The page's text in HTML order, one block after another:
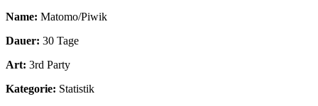
Name: Matomo/Piwik
Dauer: 30 Tage
Art: 3rd Party
Kategorie: Statistik